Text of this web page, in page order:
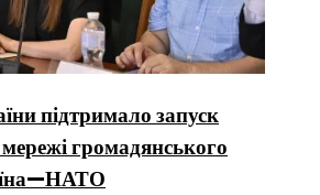
підтримало запуск
громадянського